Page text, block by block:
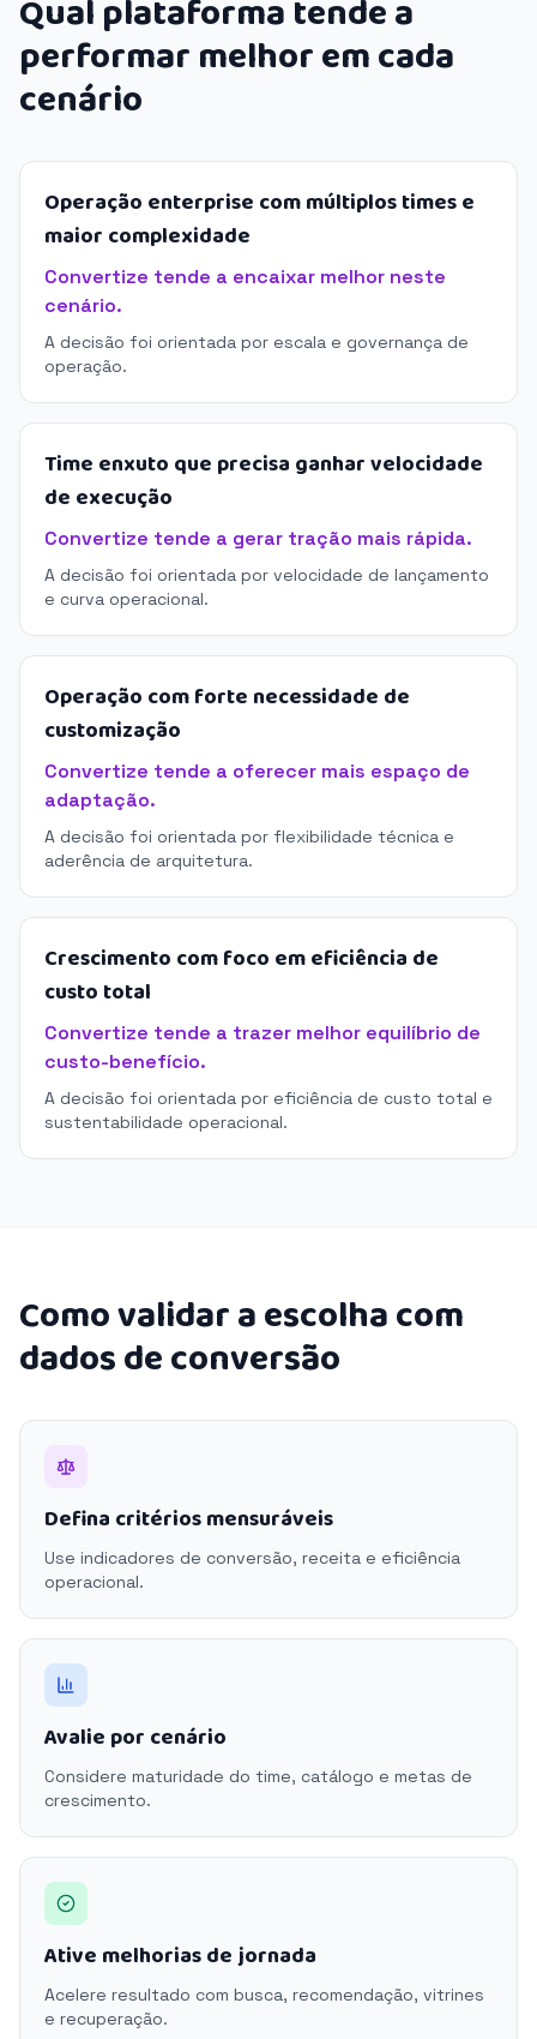
Qual plataforma tende a
performar melhor em cada
cenário
Operação enterprise com múltiplos times e
maior complexidade
Convertize tende a encaixar melhor neste
cenário.
A decisão foi orientada por escala e governança de
operação.
Time enxuto que precisa ganhar velocidade
de execução
Convertize tende a gerar tração mais rápida.
A decisão foi orientada por velocidade de lançamento
e curva operacional.
Operação com forte necessidade de
customização
Convertize tende a oferecer mais espaço de
adaptação.
A decisão foi orientada por flexibilidade técnica e
aderência de arquitetura.
Crescimento com foco em eficiência de
custo total
Convertize tende a trazer melhor equilíbrio de
custo-benefício.
A decisão foi orientada por eficiência de custo total e
sustentabilidade operacional.
Como validar a escolha com
dados de conversão
Defina critérios mensuráveis
Use indicadores de conversão, receita e eficiência
operacional.
Avalie por cenário
Considere maturidade do time, catálogo e metas de
crescimento.
Ative melhorias de jornada
Acelere resultado com busca, recomendação, vitrines
e recuperação.